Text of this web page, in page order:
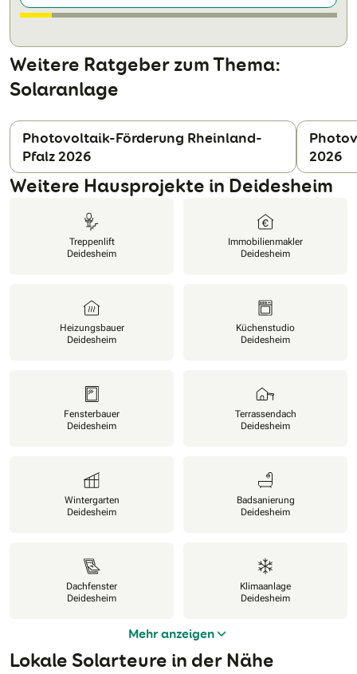
Weitere Ratgeber zum Thema:
Solaranlage
Photovoltaik-Förderung Rheinland-
Pfalz 2026
2026
Weitere Hausprojekte in Deidesheim
Treppenlift
Deidesheim
Immobilienmakler
Deidesheim
Heizungsbauer
Deidesheim
Küchenstudio
Deidesheim
Fensterbauer
Deidesheim
Terrassendach
Deidesheim
Wintergarten
Deidesheim
Badsanierung
Deidesheim
Dachfenster
Deidesheim
Klimaanlage
Deidesheim
Mehr anzeigen
Lokale Solarteure in der Nähe